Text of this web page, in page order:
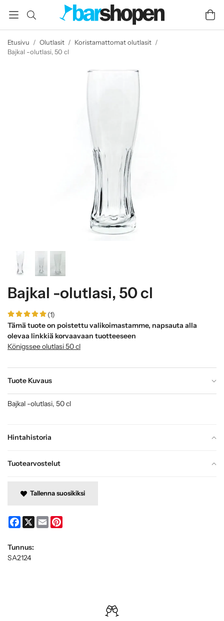
Etusivu / Olutlasit / Koristamattomat olutlasit /
Bajkal -olutlasi, 50 cl
Bajkal -olutlasi, 50 cl
(1)
Tämä tuote on poistettu valikoimastamme, napsauta alla
olevaa linkkiä korvaavaan tuotteeseen
Königssee olutlasi 50 cl
Tuote Kuvaus
Hintahistoria
Tuotearvostelut
Bajkal -olutlasi, 50 cl
Tallenna suosikiksi
Facebook
X Email
Tunnus:
SA2124